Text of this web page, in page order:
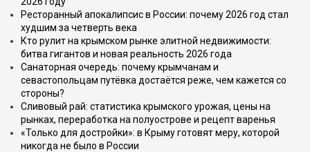
Ресторанный апокалипсис в России: почему 2026 год стал
худшим за четверть века
Кто рулит на крымском рынке элитной недвижимости:
битва гигантов и новая реальность 2026 года
Санаторная очередь: почему крымчанам и
севастопольцам путёвка достаётся реже, чем кажется со
стороны?
Сливовый рай: статистика крымского урожая, цены на
рынках, переработка на полуострове и рецепт варенья
«Только для достройки»: в Крыму готовят меру, которой
никогда не было в России